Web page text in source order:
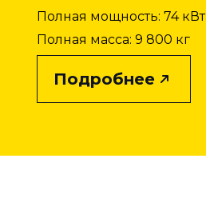
Полная мощность: 74 кВт
Полная масса: 9 800 кг
Подробнее